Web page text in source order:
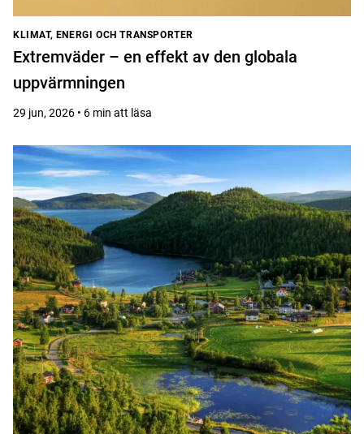
KLIMAT, ENERGI OCH TRANSPORTER
Extremväder – en effekt av den globala
uppvärmningen
29 jun, 2026 • 6 min att läsa